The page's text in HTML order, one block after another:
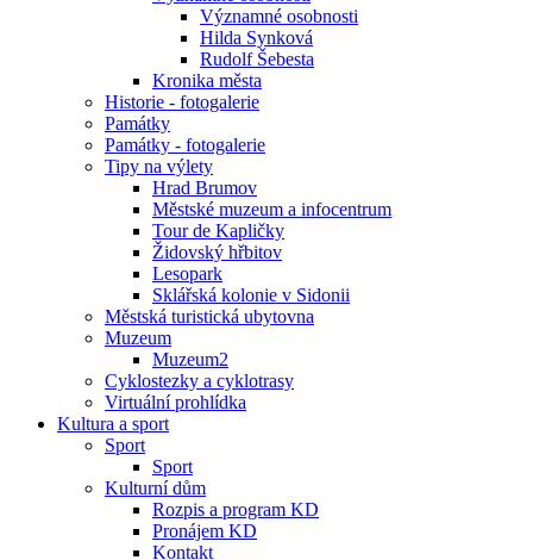
Významné osobnosti
Hilda Synková
Rudolf Šebesta
Kronika města
Historie - fotogalerie
Památky
Památky - fotogalerie
Tipy na výlety
Hrad Brumov
Městské muzeum a infocentrum
Tour de Kapličky
Židovský hřbitov
Lesopark
Sklářská kolonie v Sidonii
Městská turistická ubytovna
Muzeum
Muzeum2
Cyklostezky a cyklotrasy
Virtuální prohlídka
Kultura a sport
Sport
Sport
Kulturní dům
Rozpis a program KD
Pronájem KD
Kontakt